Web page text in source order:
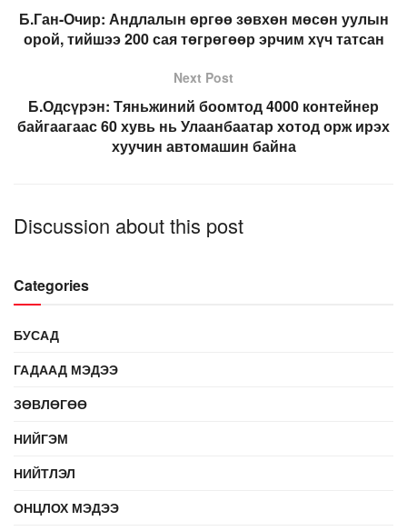
Б.Ган-Очир: Андлалын өргөө зөвхөн мөсөн уулын
орой, тийшээ 200 сая төгрөгөөр эрчим хүч татсан
Next Post
Б.Одсүрэн: Тяньжиний боомтод 4000 контейнер
байгаагаас 60 хувь нь Улаанбаатар хотод орж ирэх
хуучин автомашин байна
Discussion about this post
Categories
БУСАД
ГАДААД МЭДЭЭ
ЗӨВЛӨГӨӨ
НИЙГЭМ
НИЙТЛЭЛ
ОНЦЛОХ МЭДЭЭ